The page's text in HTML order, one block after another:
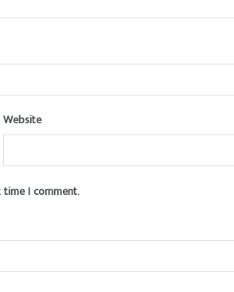
Website
I comment.